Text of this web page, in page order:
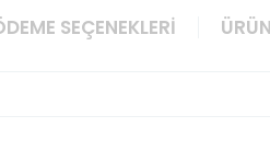
SEÇENEKLERI